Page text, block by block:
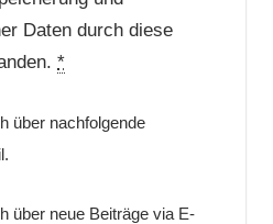
Daten durch diese
*
über nachfolgende
über neue Beiträge via E-